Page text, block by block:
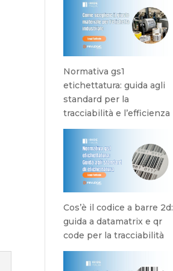
Normativa gs1
etichettatura: guida agli
standard per la
tracciabilità e l’efficienza
Cos’è il codice a barre 2d:
guida a datamatrix e qr
code per la tracciabilità